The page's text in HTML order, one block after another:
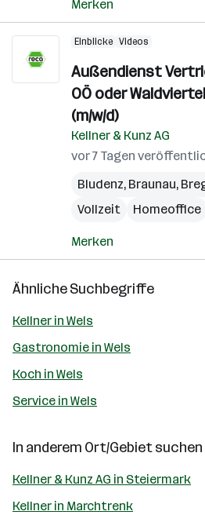
Merken
Einblicke Videos
Außendienst
OÖ oder
(m/w/d)
Kellner & Kunz AG
vor 7 Tagen
Bludenz, Braunau,
Vollzeit
Homeoffice
Merken
Ähnliche Suchbegriffe
Kellner in Wels
Gastronomie in Wels
Koch in Wels
Service in Wels
In anderem Ort/Gebiet suchen
Kellner & Kunz AG in Steiermark
Kellner in Marchtrenk